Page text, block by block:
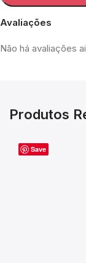
Avaliações
Não há avaliações
Produtos
Save